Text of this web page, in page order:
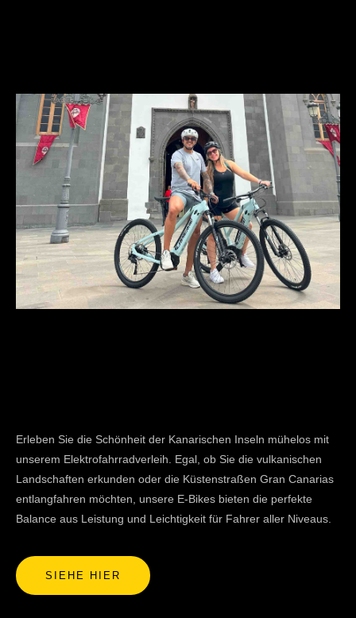
Erleben Sie die Schönheit der Kanarischen Inseln mühelos mit
unserem Elektrofahrradverleih. Egal, ob Sie die vulkanischen
Landschaften erkunden oder die Küstenstraßen Gran Canarias
entlangfahren möchten, unsere E-Bikes bieten die perfekte
Balance aus Leistung und Leichtigkeit für Fahrer aller Niveaus.
SIEHE HIER